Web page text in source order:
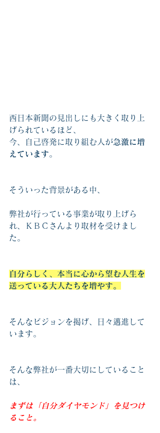
西日本新聞の見出しにも大きく取り上
げられているほど、
今、自己啓発に取り組む人が急激に増
えています。
そういった背景がある中、
弊社が行っている事業が取り上げら
れ、ＫＢＣさんより取材を受けまし
た。
自分らしく、本当に心から望む人生を
送っている大人たちを増やす。
そんなビジョンを掲げ、日々邁進して
います。
そんな弊社が一番大切にしていること
は、
まずは「自分ダイヤモンド」を見つけ
ること。